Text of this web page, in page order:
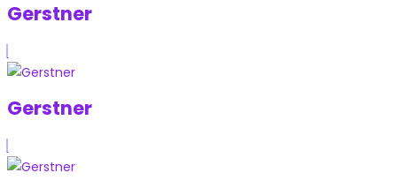
Gerstner
Gerstner